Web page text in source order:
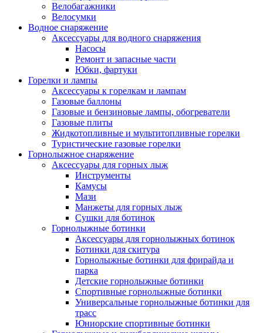
Велобагажники
Велосумки
Водное снаряжение
Аксессуары для водного снаряжения
Насосы
Ремонт и запасные части
Юбки, фартуки
Горелки и лампы
Аксессуары к горелкам и лампам
Газовые баллоны
Газовые и бензиновые лампы, обогреватели
Газовые плиты
Жидкотопливные и мультитопливные горелки
Туристические газовые горелки
Горнолыжное снаряжение
Аксессуары для горных лыж
Инструменты
Камусы
Мази
Манжеты для горных лыж
Сушки для ботинок
Горнолыжные ботинки
Аксессуары для горнолыжных ботинок
Ботинки для скитура
Горнолыжные ботинки для фрирайда и
парка
Детские горнолыжные ботинки
Спортивные горнолыжные ботинки
Универсальные горнолыжные ботинки для
трасс
Юниорские спортивные ботинки